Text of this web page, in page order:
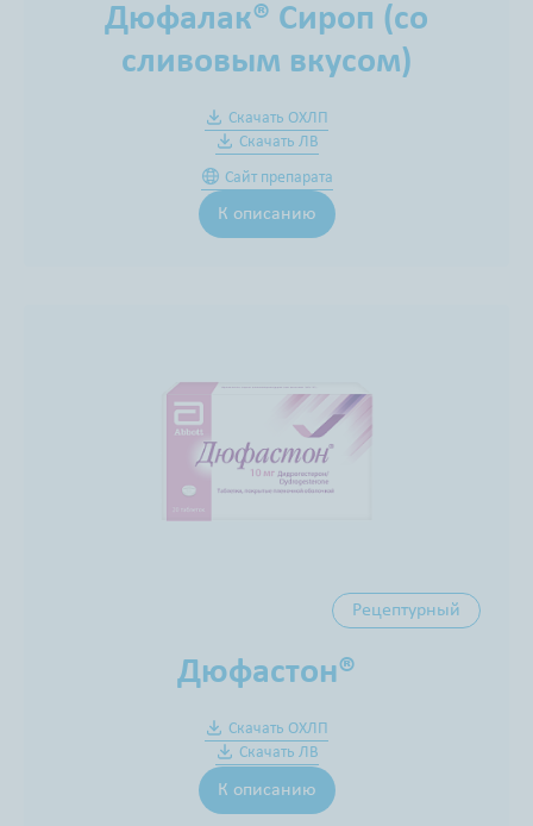
Дюфалак® Сироп (со
сливовым вкусом)
Скачать ОХЛП
Скачать ЛВ
Сайт препарата
К описанию
Рецептурный
Дюфастон®
Скачать ОХЛП
Скачать ЛВ
К описанию